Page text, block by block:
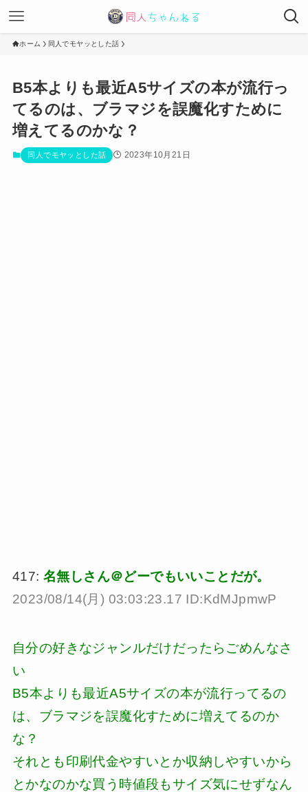
ホーム 同人でモヤッとした話
B5本よりも最近A5サイズの本が流行っ
てるのは、ブラマジを誤魔化すために
増えてるのかな？
同人でモヤッとした話 2023年10月21日
417: 名無しさん＠どーでもいいことだが。
2023/08/14(月) 03:03:23.17 ID:KdMJpmwP
自分の好きなジャンルだけだったらごめんなさ
い
B5本よりも最近A5サイズの本が流行ってるの
は、ブラマジを誤魔化すために増えてるのか
な？
それとも印刷代金やすいとか収納しやすいから
とかなのかな買う時値段もサイズ気にせずなん